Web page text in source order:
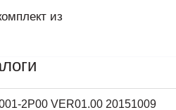
из
2P00 VER01.00 20151009